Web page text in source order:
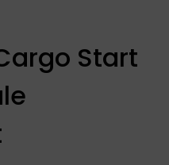
Start